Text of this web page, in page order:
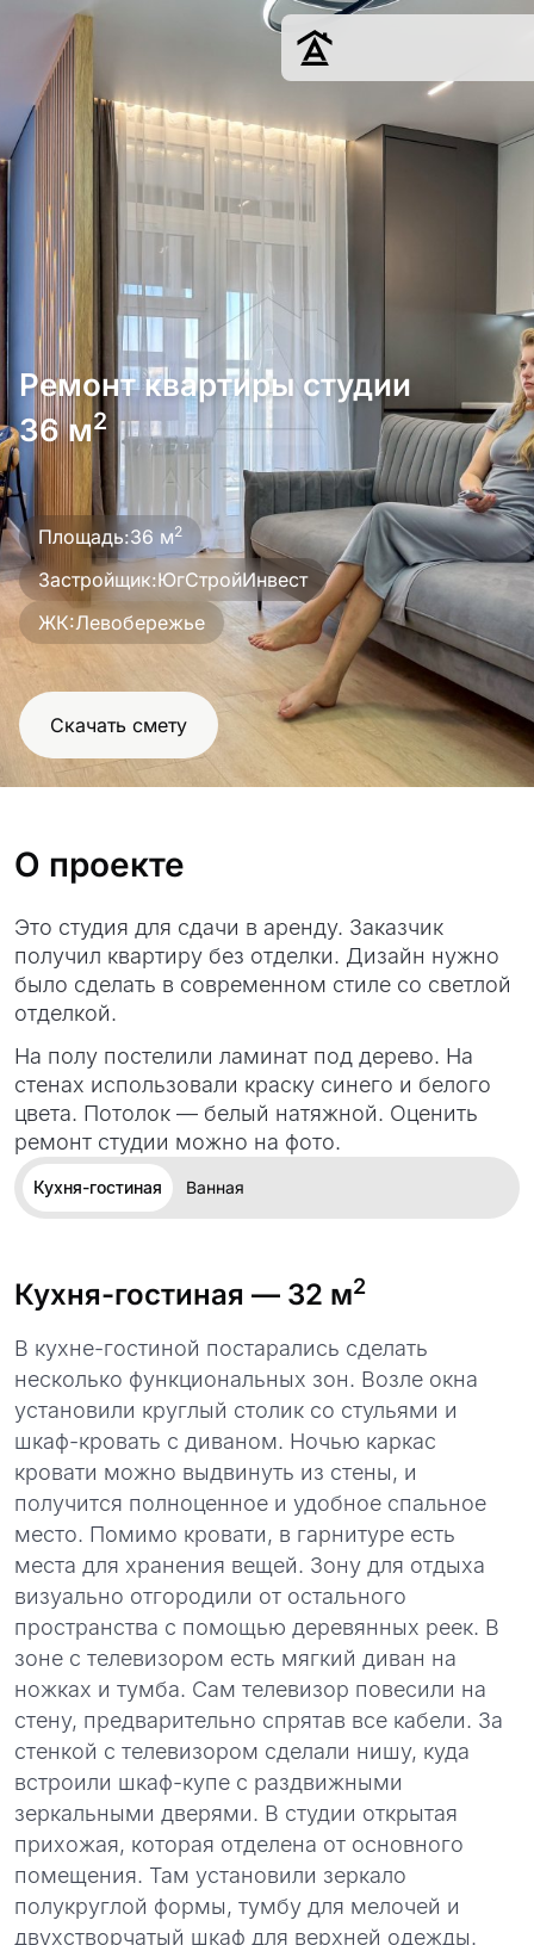
Дизайн
Ремонт
Цены
Наши работы
О нас
г. Ростов-на-
8 (863) 221-10-
Обсудить проект
Ремонт квартиры студии
36 м2
Площадь:36 м2
Застройщик:ЮгСтройИнвест
ЖК:Левобережье
Скачать смету
О проекте
Это студия для сдачи в аренду. Заказчик
получил квартиру без отделки. Дизайн нужно
было сделать в современном стиле со светлой
отделкой.
На полу постелили ламинат под дерево. На
стенах использовали краску синего и белого
цвета. Потолок — белый натяжной. Оценить
ремонт студии можно на фото.
Кухня-гостиная Ванная
Кухня-гостиная — 32 м2
В кухне-гостиной постарались сделать
несколько функциональных зон. Возле окна
установили круглый столик со стульями и
шкаф-кровать с диваном. Ночью каркас
кровати можно выдвинуть из стены, и
получится полноценное и удобное спальное
место. Помимо кровати, в гарнитуре есть
места для хранения вещей. Зону для отдыха
визуально отгородили от остального
пространства с помощью деревянных реек. В
зоне с телевизором есть мягкий диван на
ножках и тумба. Сам телевизор повесили на
стену, предварительно спрятав все кабели. За
стенкой с телевизором сделали нишу, куда
встроили шкаф-купе с раздвижными
зеркальными дверями. В студии открытая
прихожая, которая отделена от основного
помещения. Там установили зеркало
полукруглой формы, тумбу для мелочей и
двухстворчатый шкаф для верхней одежды.